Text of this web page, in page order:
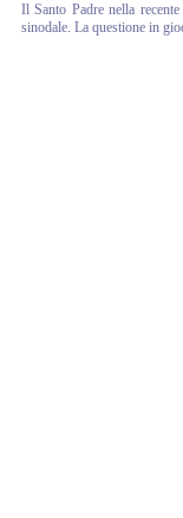
Il Santo Padre nella recente
sinodale. La questione in